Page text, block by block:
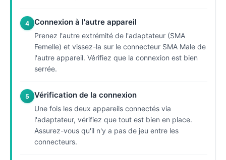
4 Connexion à l'autre appareil
Prenez l'autre extrémité de l'adaptateur (SMA
Femelle) et vissez-la sur le connecteur SMA Male de
l'autre appareil. Vérifiez que la connexion est bien
serrée.
5 Vérification de la connexion
Une fois les deux appareils connectés via
l'adaptateur, vérifiez que tout est bien en place.
Assurez-vous qu'il n'y a pas de jeu entre les
connecteurs.